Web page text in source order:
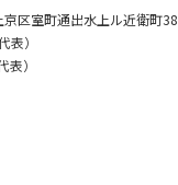
区室町通出水上ル近衛町38
）
）